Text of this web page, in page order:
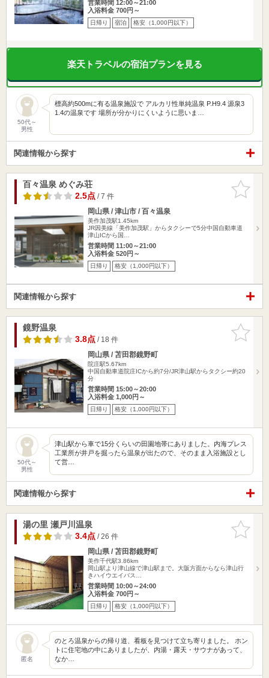
営業時間 12:00～21:00
入浴料金 700円～
日帰り 宿泊 格安（1,000円以下）
楽天トラベルの宿泊プランを見る
50代～
男性
標高約500mに有る温泉施設で アルカリ性単純温泉 P.H9.4 源泉3
1.4の温泉です 場所が分かりにくいように思いま…
関連情報から探す
お気に入
りに追加
百々温泉 めぐみ荘
2.5点/ 7 件
岡山県 / 津山市 / 百々温泉
美作加茂駅1.45km
JR因美線「美作加茂駅」からタクシーで5分中国自動車道
津山ICから国…
営業時間 11:00～21:00
入浴料金 520円～
日帰り 格安（1,000円以下）
関連情報から探す
お気に入
りに追加
鏡野温泉
3.8点/ 18 件
岡山県 / 苫田郡鏡野町
院庄駅5.67km
中国自動車道院庄ICから約7分/JR津山駅からタクシー約20
分
営業時間 15:00～20:00
入浴料金 1,000円～
日帰り 格安（1,000円以下）
50代～
男性
津山駅から車で15分くらいの田園地帯にありました。内海プレス
工業所が井戸を掘ったら温泉が出たので、そのまま入浴施設とし
て営…
関連情報から探す
お気に入
りに追加
湯の里 瀬戸川温泉
3.4点/ 26 件
岡山県 / 苫田郡鏡野町
美作千代駅3.86km
岡山駅より津山線で津山駅まで。大阪方面からなら津山行
きハイウエイバス…
営業時間 10:00～24:00
入浴料金 700円～
日帰り 格安（1,000円以下）
匿名
のとろ温泉からの帰り道、看板を見つけて立ち寄りました。 ホン
トに住宅地の中にありましたが、内湯・露天・サウナがあって、
なか…